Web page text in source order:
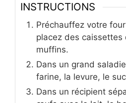
INSTRUCTIONS
Préchauffez votre
placez des caissettes
muffins.
Dans un grand
farine, la levure, le
Dans un récipient